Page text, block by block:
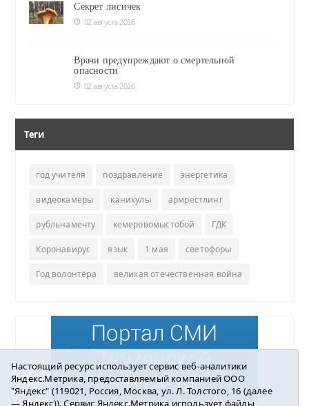
Секрет лисичек
02 августа 2026
Врачи предупреждают о смертельной
опасности
02 августа 2026
Теги
год учителя поздравление энергетика
видеокамеры каникулы армрестлинг
рубльнамечту кемеровомыстобой ГДК
Коронавирус язык 1 мая светофоры
Год волонтёра великая отечественная война
Настоящий ресурс использует сервис веб-аналитики
Яндекс.Метрика, предоставляемый компанией ООО
"Яндекс" (119021, Россия, Москва, ул. Л. Толстого, 16 (далее
— Яндекс)). Сервис Яндекс.Метрика использует файлы